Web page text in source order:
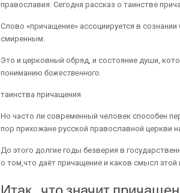
православия. Сегодня рассказ о таинстве
Слово «причащение» ассоциируется в
смиренным.
Это и церковный обряд, и состояние души,
пониманию божественного.
таинства причащения
Но часто ли современный человек способен
пор прихожане русской православной церкви
До этого долгие годы безверия в
о том,что даёт причащение и каков смысл